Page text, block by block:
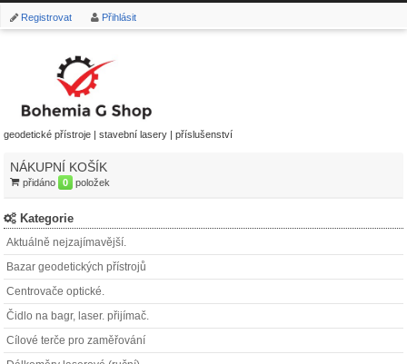
Registrovat Přihlásit
geodetické přístroje | stavební lasery | příslušenství
NÁKUPNÍ KOŠÍK
přidáno 0 položek
Kategorie
Aktuálně nejzajímavější.
Bazar geodetických přístrojů
Centrovače optické.
Čidlo na bagr, laser. přijímač.
Cílové terče pro zaměřování